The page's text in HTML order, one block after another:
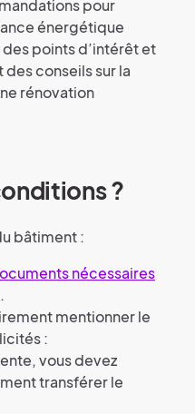
pour
énergétique
points d’intérêt et
conseils sur la
rénovation
?
bâtiment :
nécessaires
mentionner le
:
vous devez
transférer le